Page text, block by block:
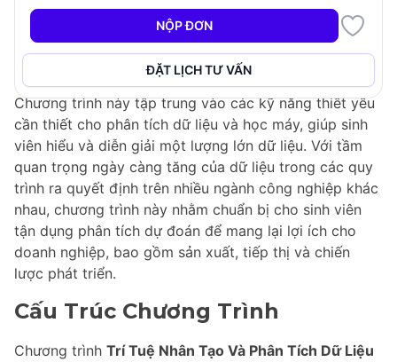
Chương trình
Trí Tuệ Nhân Tạo Và Phân Tích Dữ Liệu
là mộtChứng Chỉ Sau Đại Họcđược thiết kế để trang
bị cho các sinh viên tốt nghiệp có trình độ quốc tế
trong lĩnh vực công nghệ thông tin và truyền thông.
Chương trình này tập trung vào các kỹ năng thiết yếu
cần thiết cho phân tích dữ liệu và học máy, giúp sinh
viên hiểu và diễn giải một lượng lớn dữ liệu. Với tầm
quan trọng ngày càng tăng của dữ liệu trong các quy
trình ra quyết định trên nhiều ngành công nghiệp khác
nhau, chương trình này nhằm chuẩn bị cho sinh viên
tận dụng phân tích dự đoán để mang lại lợi ích cho
doanh nghiệp, bao gồm sản xuất, tiếp thị và chiến
lược phát triển.
Cấu Trúc Chương Trình
Chương trình Trí Tuệ Nhân Tạo Và Phân Tích Dữ Liệu
NỘP ĐƠN
ĐẶT LỊCH TƯ VẤN